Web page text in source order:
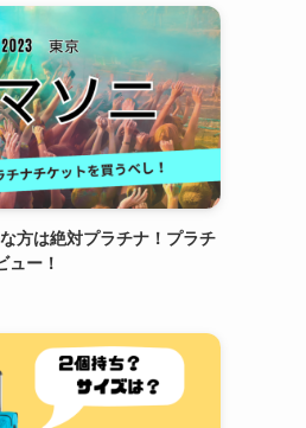
方は絶対プラチナ！プラチ
ュー！